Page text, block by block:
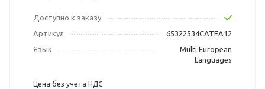
Доступно к заказу
Артикул
65322534CATEA12
Язык
Multi European
Languages
Цена без учета НДС